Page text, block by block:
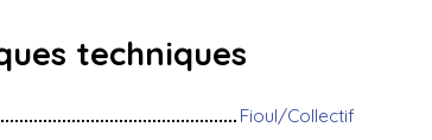
techniques
Fioul/Collectif